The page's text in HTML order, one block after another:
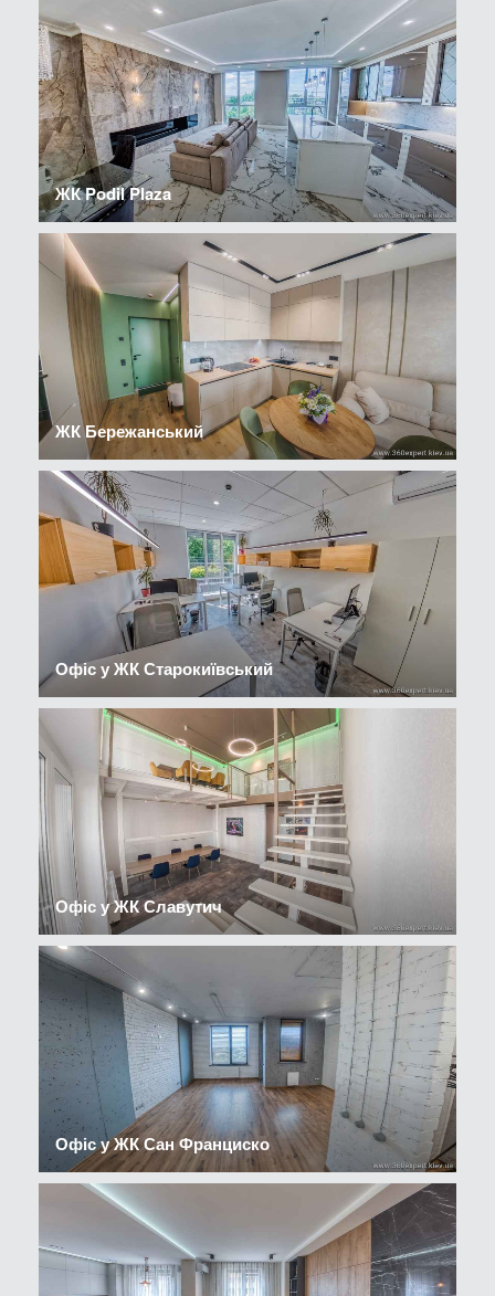
ЖК Podil Plaza
ЖК Бережанський
Офіс у ЖК Старокиївський
Офіс у ЖК Славутич
Офіс у ЖК Сан Франциско